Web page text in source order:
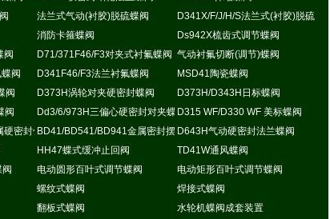
法兰式气动(衬胶)脱硫蝶阀
D341X/F/J/H/S法兰式(衬胶)脱硫蝶阀
消防卡箍蝶阀
Ds942X梳齿式调节蝶阀
阀 D71/371F46/F3对夹式衬氟蝶阀 气动衬氟切断(调节)蝶阀
阀 D341F46/F3法兰衬氟蝶阀
MSD41陶瓷蝶阀
阀 D373H涡轮对夹硬密封蝶阀
D373H/D343H日标蝶阀
阀 Dd3/6/973H三偏心硬密封对夹蝶阀D315 WF/D330 WF 美标蝶阀
硬密封保温蝶阀BD41/BD541/BD941金属密封摆动蝶阀D643H气动硬密封法兰蝶阀
HH47蝶式缓冲止回阀
TD41W通风蝶阀
阀 电动圆形百叶式调节蝶阀
电动矩形百叶式调节蝶阀
螺纹式蝶阀
焊接式蝶阀
翻板式蝶阀 水轮机蝶阀成套装置